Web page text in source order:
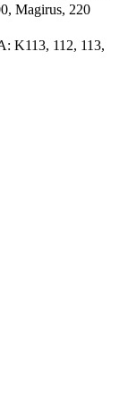
Magirus, 220
K113, 112, 113,